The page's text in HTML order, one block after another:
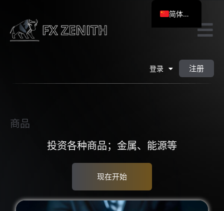
登录 注册
商品
投资各种商品；金属、能源等
现在开始
简体中文
English
Bahasa Melayu
Bahasa Indonesia